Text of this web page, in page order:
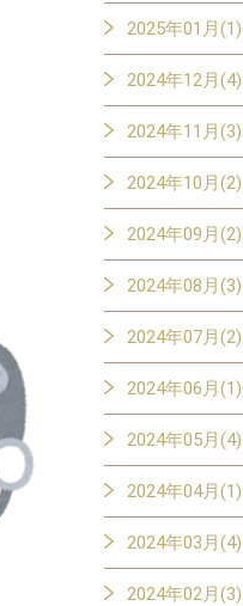
2025年01月(1)
2024年12月(4)
2024年11月(3)
2024年10月(2)
2024年09月(2)
2024年08月(3)
2024年07月(2)
2024年06月(1)
2024年05月(4)
2024年04月(1)
2024年03月(4)
2024年02月(3)